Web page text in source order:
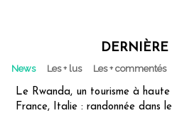
DERNIÈRE
News Les + lus Les + commentés
Le Rwanda, un tourisme à
France, Italie : randonnée dans